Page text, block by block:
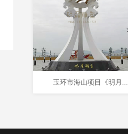
玉环市海山项目《明月...